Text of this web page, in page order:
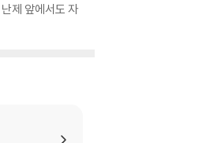
제 앞에서도 자